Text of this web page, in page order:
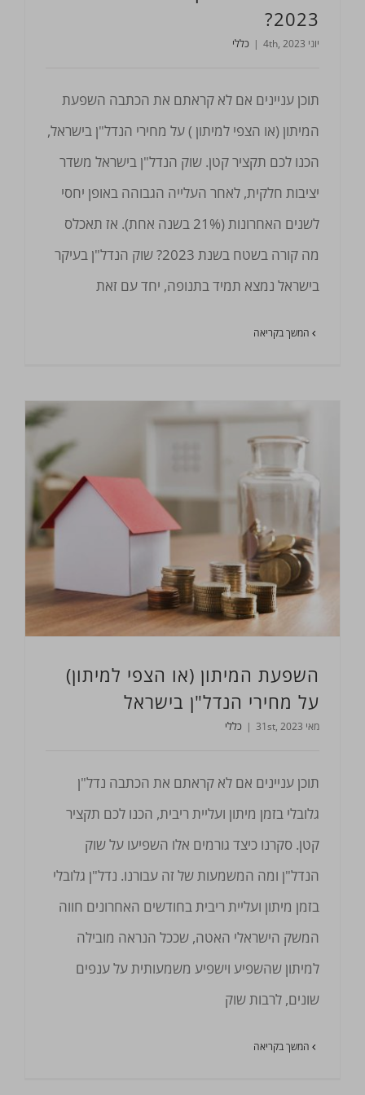
2023?
יוני 4th, 2023 | כללי
תוכן עניינים אם לא קראתם את הכתבה השפעת
המיתון (או הצפי למיתון ) על מחירי הנדל"ן בישראל,
הכנו לכם תקציר קטן. שוק הנדל"ן בישראל משדר
יציבות חלקית, לאחר העלייה הגבוהה באופן יחסי
לשנים האחרונות (21% בשנה אחת). אז תאכלס
מה קורה בשטח בשנת 2023? שוק הנדל"ן בעיקר
בישראל נמצא תמיד בתנופה, יחד עם זאת
המשך בקריאה
השפעת המיתון (או הצפי למיתון)
על מחירי הנדל"ן בישראל
מאי 31st, 2023 | כללי
תוכן עניינים אם לא קראתם את הכתבה נדל"ן
גלובלי בזמן מיתון ועליית ריבית, הכנו לכם תקציר
קטן. סקרנו כיצד גורמים אלו השפיעו על שוק
הנדל"ן ומה המשמעות של זה עבורנו. נדל"ן גלובלי
בזמן מיתון ועליית ריבית בחודשים האחרונים חווה
המשק הישראלי האטה, שככל הנראה מובילה
למיתון שהשפיע וישפיע משמעותית על ענפים
שונים, לרבות שוק
המשך בקריאה